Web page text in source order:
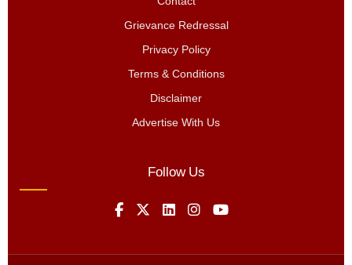
Grievance Redressal
Privacy Policy
Terms & Conditions
Disclaimer
Advertise With Us
Follow Us